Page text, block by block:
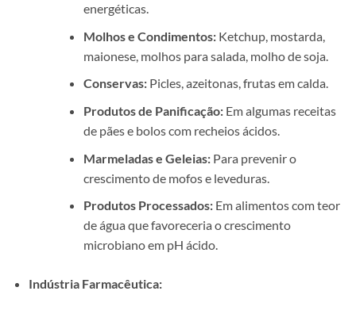
energéticas.
Molhos e Condimentos:Ketchup, mostarda,
maionese, molhos para salada, molho de soja.
Conservas:Picles, azeitonas, frutas em calda.
Produtos de Panificação:Em algumas receitas
de pães e bolos com recheios ácidos.
Marmeladas e Geleias:Para prevenir o
crescimento de mofos e leveduras.
Produtos Processados:Em alimentos com teor
de água que favoreceria o crescimento
microbiano em pH ácido.
Indústria Farmacêutica: